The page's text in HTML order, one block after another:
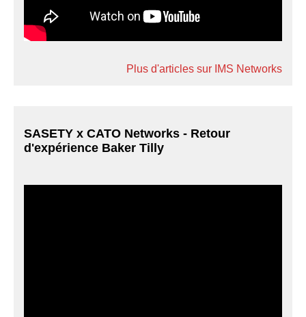
Plus d'articles sur IMS Networks
SASETY x CATO Networks - Retour
d'expérience Baker Tilly